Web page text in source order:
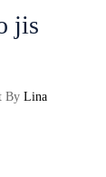
By Lina
jis